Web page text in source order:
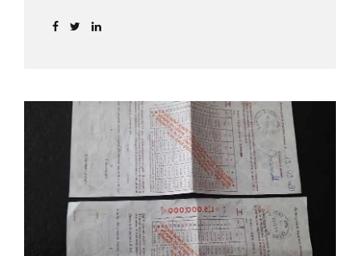
capitale o interessi per mancanza di informazioni